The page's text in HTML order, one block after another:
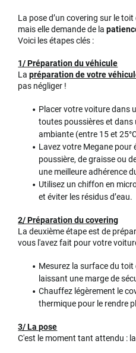
La pose d’un covering sur le
mais elle demande de la
Voici les étapes clés :
1/ Préparation du véhicule
Lapréparation de votre
pas négliger !
Placer votre voiture dans
toutes poussières et dans
ambiante (entre 15 et
Lavez votre Megane pour
poussière, de graisse ou
une meilleure adhérence
Utilisez un chiffon en
et éviter les résidus d’eau.
2/ Préparation du covering
La deuxième étape est de
vous l'avez fait pour votre
Mesurez la surface du toit
laissant une marge de
Chauffez légèrement le
thermique pour le rendre
3/ La pose
C'est le moment tant attendu :